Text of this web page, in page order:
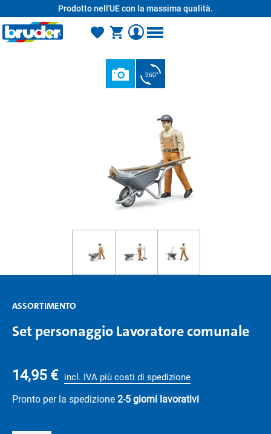
Prodotto nell'UE con la massima qualità.
ASSORTIMENTO
Set personaggio Lavoratore comunale
14,95 € incl. IVA più costi di spedizione
Pronto per la spedizione 2-5 giorni lavorativi